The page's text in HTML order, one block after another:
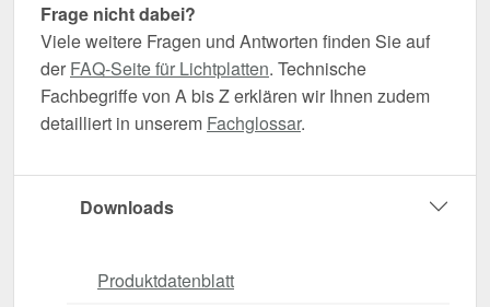
Frage nicht dabei?
Viele weitere Fragen und Antworten finden Sie auf
der FAQ-Seite für Lichtplatten. Technische
Fachbegriffe von A bis Z erklären wir Ihnen zudem
detailliert in unserem Fachglossar.
Downloads
Produktdatenblatt